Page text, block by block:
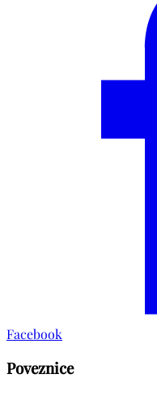
Facebook
Poveznice